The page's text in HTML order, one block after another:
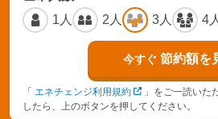
1人
2人 3人 4人
今すぐ 節約額を
「 エネチェンジ利用規約
」をご一読いた
したら、上のボタンを押してください。